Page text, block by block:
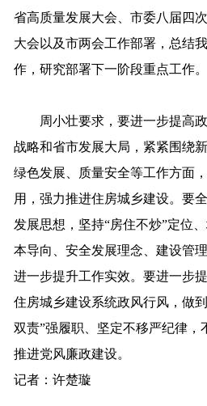
省高质量发展大会、市委八届四
大会以及市两会工作部署，总结
作，研究部署下一阶段重点工作
周小壮要求，要进一步提高政
战略和省市发展大局，紧紧围绕
绿色发展、质量安全等工作方面
用，强力推进住房城乡建设。要
发展思想，坚持“房住不炒”定位
本导向、安全发展理念、建设管
进一步提升工作实效。要进一步
住房城乡建设系统政风行风，做
双责”强履职、坚定不移严纪律，
推进党风廉政建设。
记者：许楚璇